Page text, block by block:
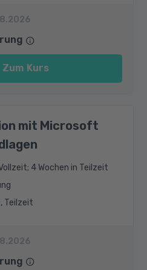
Zum Kurs
mit Microsoft
4 Wochen in Teilzeit
Teilzeit